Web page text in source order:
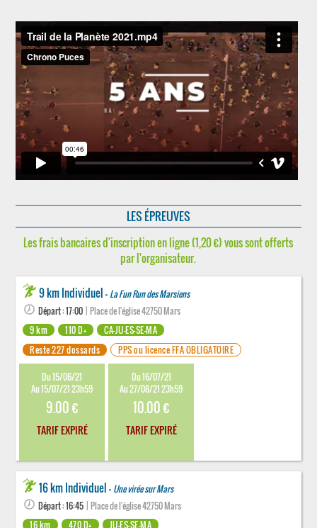
LES ÉPREUVES
Les frais bancaires d'inscription en ligne (1,20 €) vous sont offerts
par l'organisateur.
9 km Individuel - La Fun Run des Marsiens
Départ : 17:00 | Place de l'église 42750 Mars
9 km
110 D+
CA-JU-ES-SE-MA
Reste 227 dossards
PPS ou licence FFA OBLIGATOIRE
Du 15/06/21
Au 15/07/21 23h59
9.00 €
TARIF EXPIRÉ
Du 16/07/21
Au 27/08/21 23h59
10.00 €
TARIF EXPIRÉ
16 km Individuel - Une virée sur Mars
Départ : 16:45 | Place de l'église 42750 Mars
16 km
470 D+ JU-ES-SE-MA